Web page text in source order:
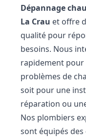
Dépannage
La Crau et offre
qualité pour
besoins. Nous
rapidement pour
problèmes de
soit pour une
réparation ou
Nos plombiers
sont équipés